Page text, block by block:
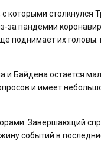
которыми столкнулся
за пандемии
поднимает их головы.
и Байдена остается
и имеет
Завершающий
событий в